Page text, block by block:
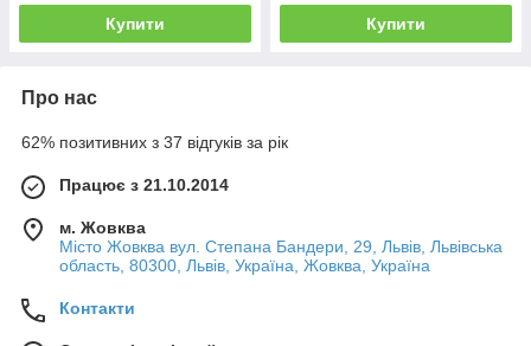
Купити Купити
Про нас
62% позитивних з 37 відгуків за рік
Працює з 21.10.2014
м. Жовква
Місто Жовква вул. Степана Бандери, 29, Львів, Львівська
область, 80300, Львів, Україна, Жовква, Україна
Контакти